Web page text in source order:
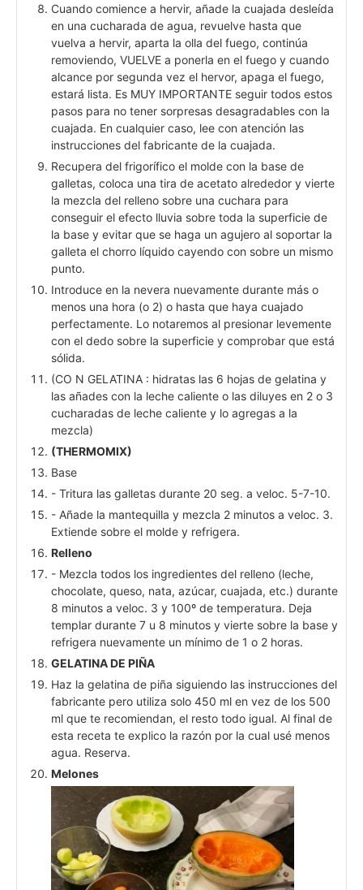
Cuando comience a hervir, añade la cuajada desleída
en una cucharada de agua, revuelve hasta que
vuelva a hervir, aparta la olla del fuego, continúa
removiendo, VUELVE a ponerla en el fuego y cuando
alcance por segunda vez el hervor, apaga el fuego,
estará lista. Es MUY IMPORTANTE seguir todos estos
pasos para no tener sorpresas desagradables con la
cuajada. En cualquier caso, lee con atención las
instrucciones del fabricante de la cuajada.
Recupera del frigorífico el molde con la base de
galletas, coloca una tira de acetato alrededor y vierte
la mezcla del relleno sobre una cuchara para
conseguir el efecto lluvia sobre toda la superficie de
la base y evitar que se haga un agujero al soportar la
galleta el chorro líquido cayendo con sobre un mismo
punto.
Introduce en la nevera nuevamente durante más o
menos una hora (o 2) o hasta que haya cuajado
perfectamente. Lo notaremos al presionar levemente
con el dedo sobre la superficie y comprobar que está
sólida.
(CO N GELATINA : hidratas las 6 hojas de gelatina y
las añades con la leche caliente o las diluyes en 2 o 3
cucharadas de leche caliente y lo agregas a la
mezcla)
(THERMOMIX)
Base
- Tritura las galletas durante 20 seg. a veloc. 5-7-10.
- Añade la mantequilla y mezcla 2 minutos a veloc. 3.
Extiende sobre el molde y refrigera.
Relleno
- Mezcla todos los ingredientes del relleno (leche,
chocolate, queso, nata, azúcar, cuajada, etc.) durante
8 minutos a veloc. 3 y 100º de temperatura. Deja
templar durante 7 u 8 minutos y vierte sobre la base y
refrigera nuevamente un mínimo de 1 o 2 horas.
GELATINA DE PIÑA
Haz la gelatina de piña siguiendo las instrucciones del
fabricante pero utiliza solo 450 ml en vez de los 500
ml que te recomiendan, el resto todo igual. Al final de
esta receta te explico la razón por la cual usé menos
agua. Reserva.
Melones